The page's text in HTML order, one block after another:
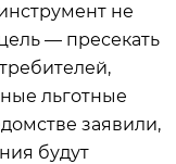
не
— пресекать
льготные
заявили,
будут